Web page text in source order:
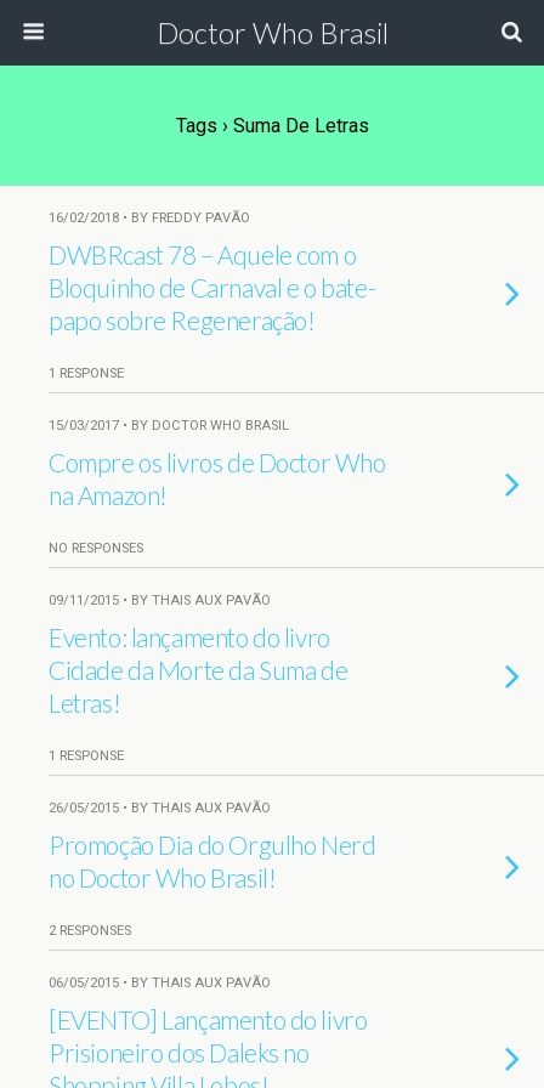
Doctor Who Brasil
Tags › Suma De Letras
16/02/2018 • BY FREDDY PAVÃO
DWBRcast 78 – Aquele com o
Bloquinho de Carnaval e o bate-
papo sobre Regeneração!
1 RESPONSE
15/03/2017 • BY DOCTOR WHO BRASIL
Compre os livros de Doctor Who
na Amazon!
NO RESPONSES
09/11/2015 • BY THAIS AUX PAVÃO
Evento: lançamento do livro
Cidade da Morte da Suma de
Letras!
1 RESPONSE
26/05/2015 • BY THAIS AUX PAVÃO
Promoção Dia do Orgulho Nerd
no Doctor Who Brasil!
2 RESPONSES
06/05/2015 • BY THAIS AUX PAVÃO
[EVENTO] Lançamento do livro
Prisioneiro dos Daleks no